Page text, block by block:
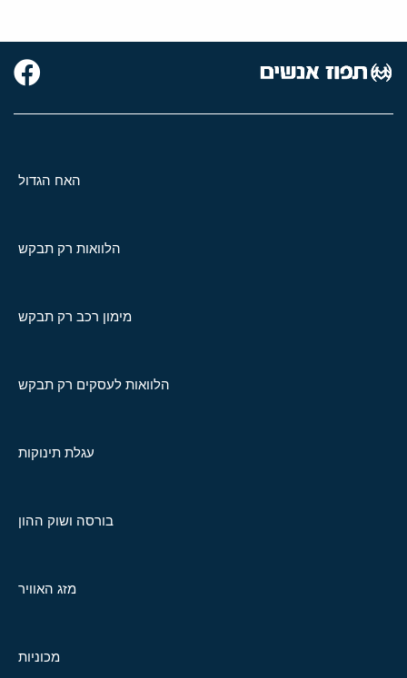
האח הגדול
הלוואות רק תבקש
מימון רכב רק תבקש
הלוואות לעסקים רק תבקש
עגלת תינוקות
בורסה ושוק ההון
מזג האוויר
מכוניות